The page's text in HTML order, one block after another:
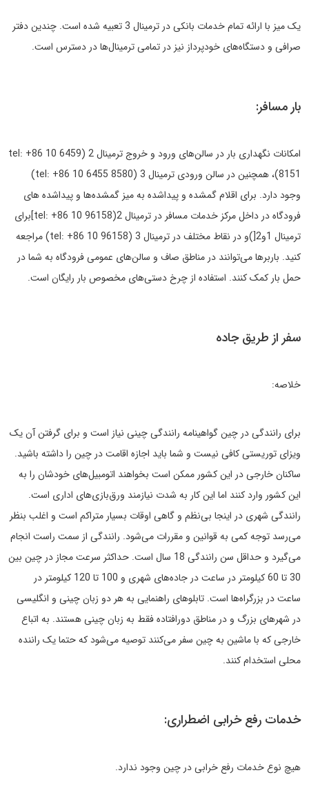
یک میز با ارائه تمام خدمات بانکی در ترمینال 3 تعبیه شده است. چندین دفتر
صرافی و دستگاه‌های خودپرداز نیز در تمامی ترمینال‌ها در دسترس است.
بار مسافر:
امکانات نگهداری بار در سالن‌های ورود و خروج ترمینال 2 (tel: +86 10 6459
8151)، همچنین در سالن ورودی ترمینال 3 (tel: +86 10 6455 8580)
وجود دارد. برای اقلام گمشده و پیداشده به میز گمشده‌ها و پیداشده های
فرودگاه در داخل مرکز خدمات مسافر در ترمینال 2(tel: +86 10 96158]برای
ترمینال 1و2[)و در نقاط مختلف در ترمینال 3 (tel: +86 10 96158) مراجعه
کنید. باربرها می‌توانند در مناطق صاف و سالن‌های عمومی فرودگاه به شما در
حمل بار کمک کنند. استفاده از چرخ دستی‌های مخصوص بار رایگان است.
سفر از طریق جاده
خلاصه:
برای رانندگی در چین گواهینامه رانندگی چینی نیاز است و برای گرفتن آن یک
ویزای توریستی کافی نیست و شما باید اجازه اقامت در چین را داشته باشید.
ساکنان خارجی در این کشور ممکن است بخواهند اتومبیل‌های خودشان را به
این کشور وارد کنند اما این کار به شدت نیازمند ورق‌بازی‌های اداری است.
رانندگی شهری در اینجا بی‌نظم و گاهی اوقات بسیار متراکم است و اغلب بنظر
می‌رسد توجه کمی به قوانین و مقررات می‌شود. رانندگی از سمت راست انجام
می‌گیرد و حداقل سن رانندگی 18 سال است. حداکثر سرعت مجاز در چین بین
30 تا 60 کیلومتر در ساعت در جاده‌های شهری و 100 تا 120 کیلومتر در
ساعت در بزرگراه‌ها است. تابلوهای راهنمایی به هر دو زبان چینی و انگلیسی
در شهرهای بزرگ و در مناطق دورافتاده فقط به زبان چینی هستند. به اتباع
خارجی که با ماشین به چین سفر می‌کنند توصیه می‌شود که حتما یک راننده
محلی استخدام کنند.
خدمات رفع خرابی اضطراری:
هیچ نوع خدمات رفع خرابی در چین وجود ندارد.